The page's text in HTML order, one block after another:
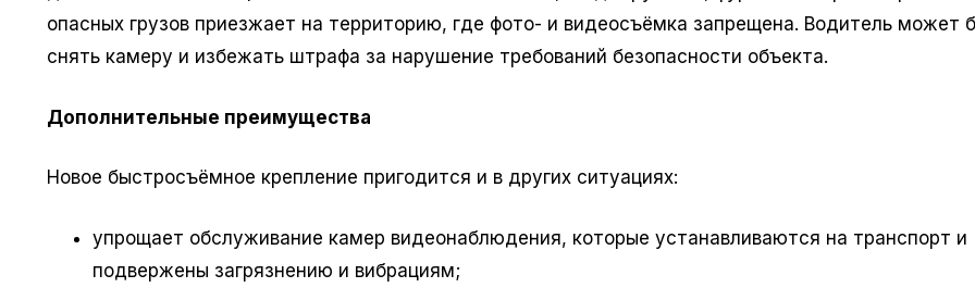
опасных грузов приезжает на территорию, где фото- и видеосъёмка запрещена. Водитель может
снять камеру и избежать штрафа за нарушение требований безопасности объекта.
Дополнительные преимущества
Новое быстросъёмное крепление пригодится и в других ситуациях:
упрощает обслуживание камер видеонаблюдения, которые устанавливаются на транспорт и
подвержены загрязнению и вибрациям;